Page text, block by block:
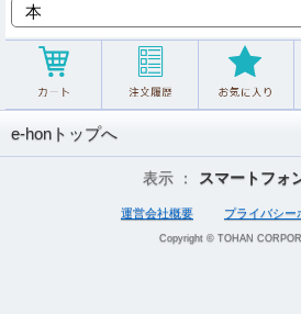
e-honトップへ
表示 ： スマートフォ
運営会社概要 プライバシー
Copyright © TOHAN